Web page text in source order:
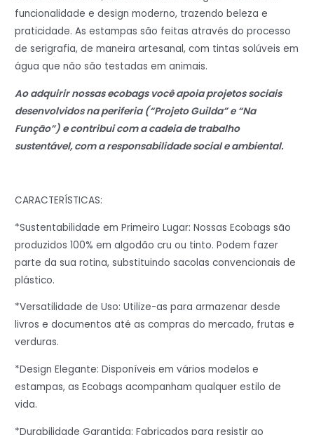
funcionalidade e design moderno, trazendo beleza e
praticidade. As estampas são feitas através do processo
de serigrafia, de maneira artesanal, com tintas solúveis em
água que não são testadas em animais.
Ao adquirir nossas ecobags você apoia projetos sociais
desenvolvidos na periferia (“Projeto Guilda” e “Na
Função”) e contribui com a cadeia de trabalho
sustentável, com a responsabilidade social e ambiental.
CARACTERÍSTICAS:
*Sustentabilidade em Primeiro Lugar: Nossas Ecobags são
produzidos 100% em algodão cru ou tinto. Podem fazer
parte da sua rotina, substituindo sacolas convencionais de
plástico.
*Versatilidade de Uso: Utilize-as para armazenar desde
livros e documentos até as compras do mercado, frutas e
verduras.
*Design Elegante: Disponíveis em vários modelos e
estampas, as Ecobags acompanham qualquer estilo de
vida.
*Durabilidade Garantida: Fabricados para resistir ao